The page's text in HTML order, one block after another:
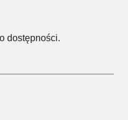
dostępności.